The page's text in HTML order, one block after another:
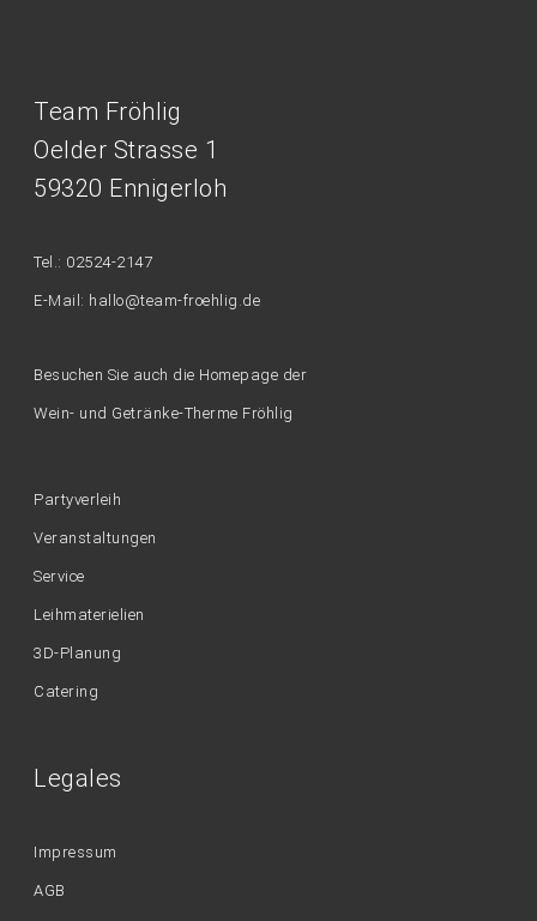
Team Fröhlig
Oelder Strasse 1
59320 Ennigerloh
Tel.: 02524-2147
E-Mail: hallo@team-froehlig.de
Besuchen Sie auch die Homepage der
Wein- und Getränke-Therme Fröhlig
Partyverleih
Veranstaltungen
Service
Leihmaterielien
3D-Planung
Catering
Legales
Impressum
AGB